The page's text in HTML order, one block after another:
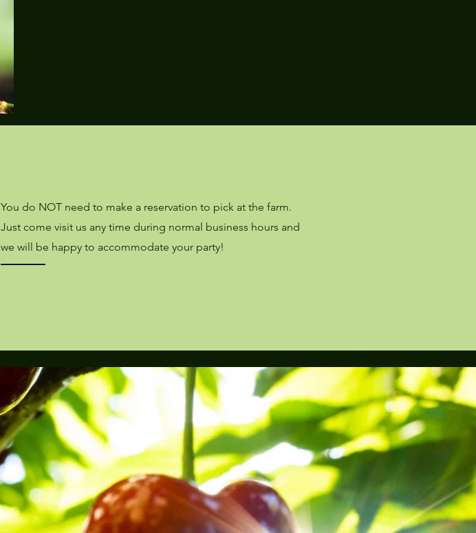
You do NOT need to make a reservation to pick at the farm.
Just come visit us any time during normal business hours and
we will be happy to accommodate your party!